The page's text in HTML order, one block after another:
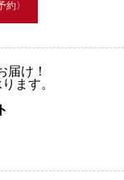
〉
け！
ます。